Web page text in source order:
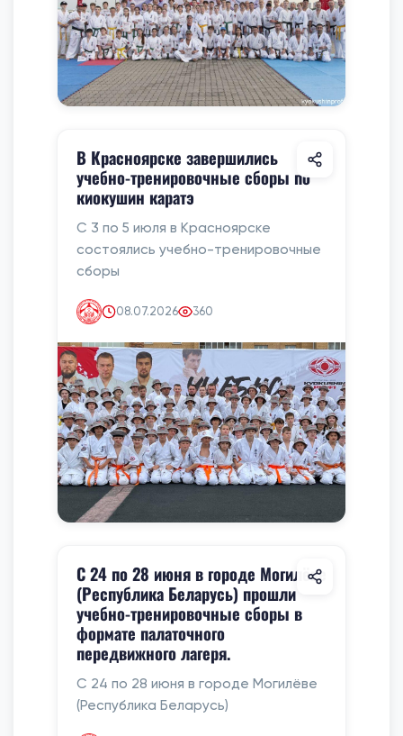
В Красноярске завершились
учебно-тренировочные сборы по
киокушин каратэ
С 3 по 5 июля в Красноярске
состоялись учебно-тренировочные
сборы
08.07.2026 360
С 24 по 28 июня в городе Могилёве
(Республика Беларусь) прошли
учебно-тренировочные сборы в
формате палаточного
передвижного лагеря.
С 24 по 28 июня в городе Могилёве
(Республика Беларусь)